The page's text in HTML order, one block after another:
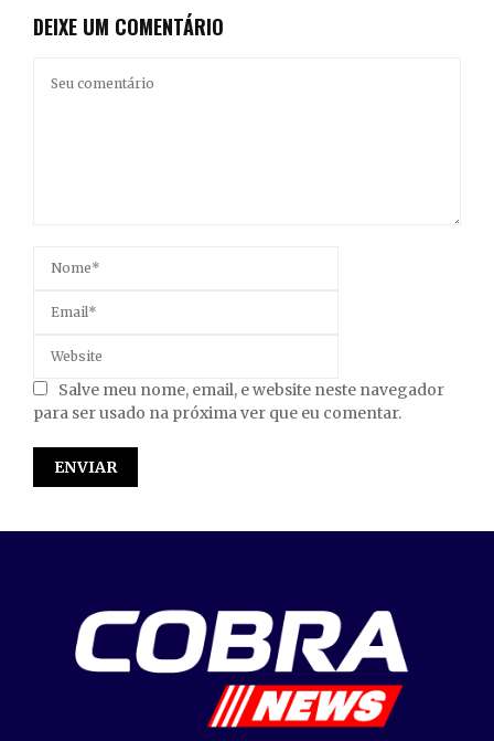
DEIXE UM COMENTÁRIO
Salve meu nome, email, e website neste navegador
para ser usado na próxima ver que eu comentar.